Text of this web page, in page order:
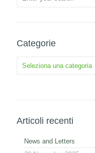
Categorie
Articoli recenti
News and Letters